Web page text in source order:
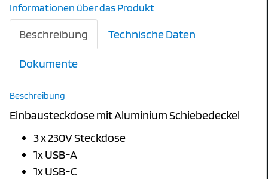
Informationen über das Produkt
Beschreibung Technische Daten
Dokumente
Beschreibung
Einbausteckdose mit Aluminium Schiebedeckel
3 x 230V Steckdose
1x USB-A
1x USB-C